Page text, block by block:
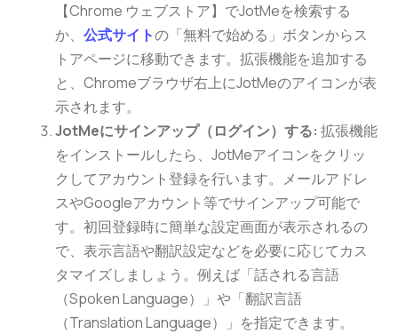
【Chrome ウェブストア】でJotMeを検索する
か、公式サイトの「無料で始める」ボタンからス
トアページに移動できます。拡張機能を追加する
と、Chromeブラウザ右上にJotMeのアイコンが表
示されます。
JotMeにサインアップ（ログイン）する: 拡張機能
をインストールしたら、JotMeアイコンをクリッ
クしてアカウント登録を行います。メールアドレ
スやGoogleアカウント等でサインアップ可能で
す。初回登録時に簡単な設定画面が表示されるの
で、表示言語や翻訳設定などを必要に応じてカス
タマイズしましょう。例えば「話される言語
（Spoken Language）」や「翻訳言語
（Translation Language）」を指定できます。